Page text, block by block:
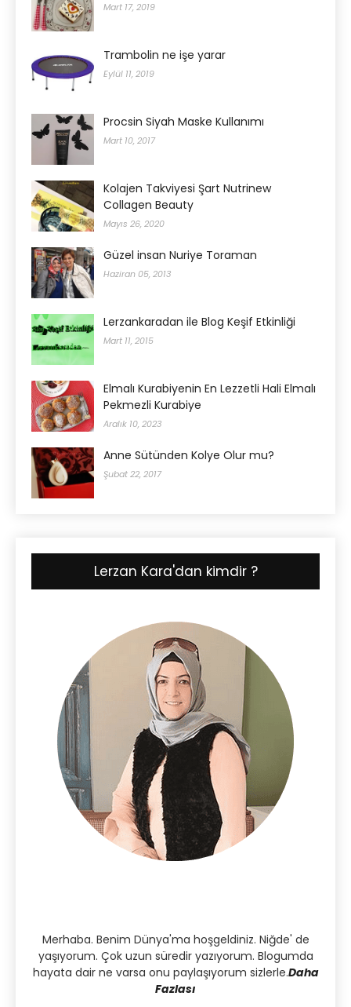
Mart 17, 2019
Trambolin ne işe yarar
Eylül 11, 2019
Procsin Siyah Maske Kullanımı
Mart 10, 2017
Kolajen Takviyesi Şart Nutrinew
Collagen Beauty
Mayıs 26, 2020
Güzel insan Nuriye Toraman
Haziran 05, 2013
Lerzankaradan ile Blog Keşif Etkinliği
Mart 11, 2015
Elmalı Kurabiyenin En Lezzetli Hali Elmalı
Pekmezli Kurabiye
Aralık 10, 2023
Anne Sütünden Kolye Olur mu?
Şubat 22, 2017
Lerzan Kara'dan kimdir ?
Merhaba. Benim Dünya'ma hoşgeldiniz. Niğde' de
yaşıyorum. Çok uzun süredir yazıyorum. Blogumda
hayata dair ne varsa onu paylaşıyorum sizlerle.Daha
Fazlası